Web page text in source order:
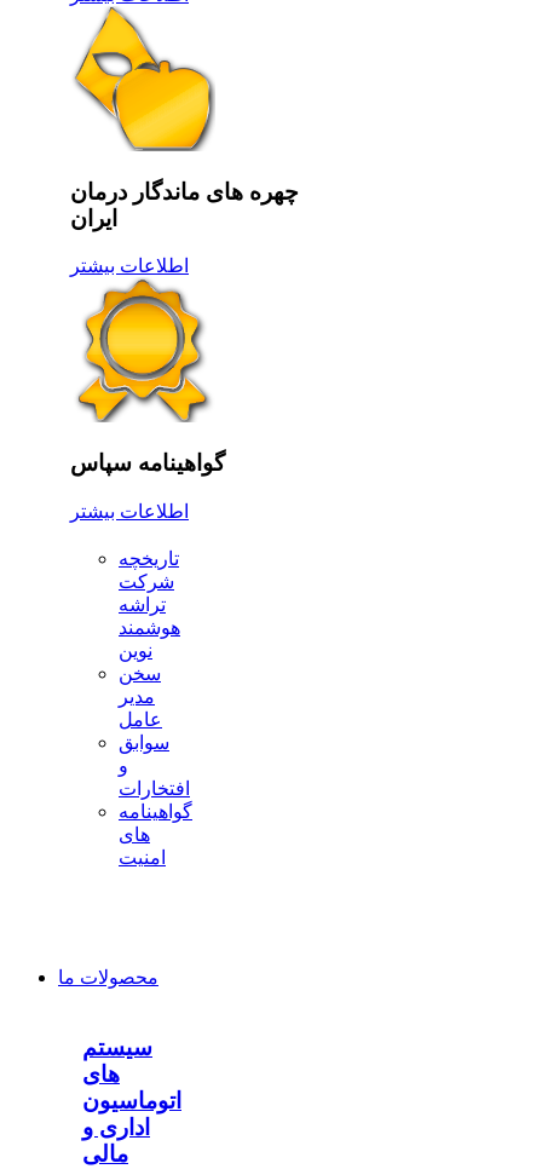
چهره های ماندگار درمان
ایران
اطلاعات بیشتر
گواهینامه سپاس
اطلاعات بیشتر
تاریخچه
شرکت
تراشه
هوشمند
نوین
سخن
مدیر
عامل
سوابق
و
افتخارات
گواهینامه
های
امنیت
محصولات ما
سیستم
های
اتوماسیون
اداری و
مالی